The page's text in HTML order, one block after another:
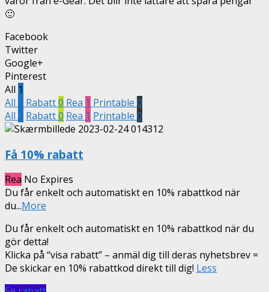
🙂
Facebook
Twitter
Google+
Pinterest
All 1
All
Rabatt0 Rea 1 Printable 0
All
Rabatt0 Rea 1 Printable 0
Få 10% rabatt
Rea No Expires
Du får enkelt och automatiskt en 10% rabattkod när
du...More
Du får enkelt och automatiskt en 10% rabattkod när du
gör detta!
Klicka på “visa rabatt” – anmäl dig till deras nyhetsbrev =
De skickar en 10% rabattkod direkt till dig! Less